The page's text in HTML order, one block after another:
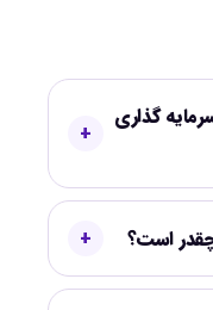
گذاری
است؟